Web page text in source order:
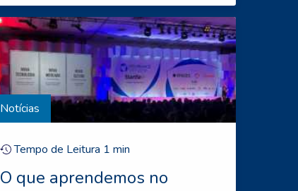
Notícias
Tempo de Leitura 1 min
O que aprendemos no